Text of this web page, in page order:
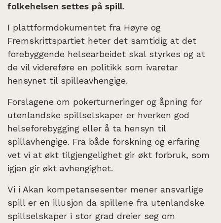
folkehelsen settes på spill.
I plattformdokumentet fra Høyre og
Fremskrittspartiet heter det samtidig at det
forebyggende helsearbeidet skal styrkes og at
de vil videreføre en politikk som ivaretar
hensynet til spilleavhengige.
Forslagene om pokerturneringer og åpning for
utenlandske spillselskaper er hverken god
helseforebygging eller å ta hensyn til
spillavhengige. Fra både forskning og erfaring
vet vi at økt tilgjengelighet gir økt forbruk, som
igjen gir økt avhengighet.
Vi i Akan kompetansesenter mener ansvarlige
spill er en illusjon da spillene fra utenlandske
spillselskaper i stor grad dreier seg om